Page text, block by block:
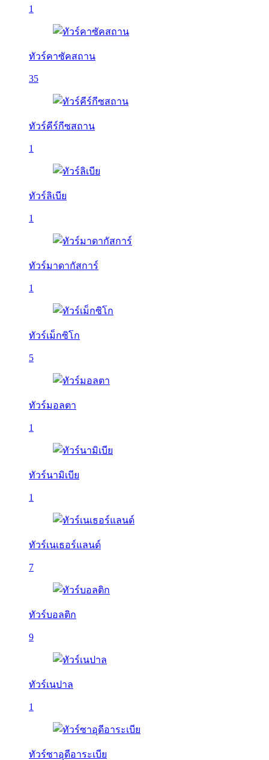
1
ทัวร์คาซัคสถาน
35
ทัวร์คีร์กีซสถาน
1
ทัวร์ลิเบีย
1
ทัวร์มาดากัสการ์
1
ทัวร์เม็กซิโก
5
ทัวร์มอลตา
1
ทัวร์นามิเบีย
1
ทัวร์เนเธอร์แลนด์
7
ทัวร์บอลติก
9
ทัวร์เนปาล
1
ทัวร์ซาอุดีอาระเบีย